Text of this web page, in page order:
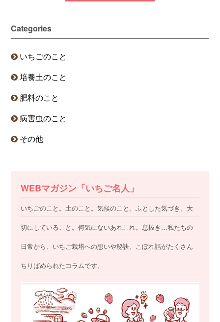
Categories
いちごのこと
培養土のこと
肥料のこと
病害虫のこと
その他
WEBマガジン「いちご名人」
いちごのこと。土のこと。気候のこと。ふとした気づき。大
切にしていること。何気にないあれこれ。息抜き…私たちの
日常から、いちご栽培への想いや秘訣、こぼれ話がたくさん
ちりばめられたコラムです。